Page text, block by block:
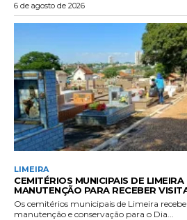
6 de agosto de 2026
LIMEIRA
CEMITÉRIOS MUNICIPAIS DE
MANUTENÇÃO PARA RECEBER
Os cemitérios municipais de Limeira
manutenção e conservação para o Dia...